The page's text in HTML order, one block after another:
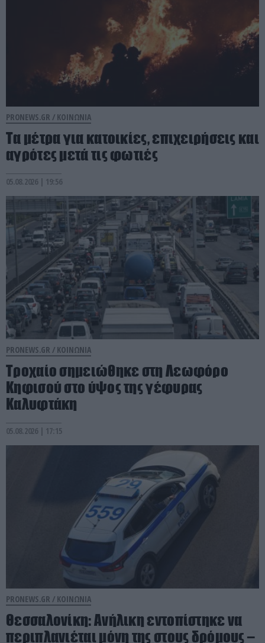
PRONEWS.GR / ΚΟΙΝΩΝΙΑ
Τα μέτρα για κατοικίες, επιχειρήσεις και
αγρότες μετά τις φωτιές
05.08.2026 | 19:56
PRONEWS.GR / ΚΟΙΝΩΝΙΑ
Τροχαίο σημειώθηκε στη Λεωφόρο
Κηφισού στο ύψος της γέφυρας
Καλυφτάκη
05.08.2026 | 17:15
PRONEWS.GR / ΚΟΙΝΩΝΙΑ
Θεσσαλονίκη: Ανήλικη εντοπίστηκε να
περιπλανιέται μόνη της στους δρόμους –